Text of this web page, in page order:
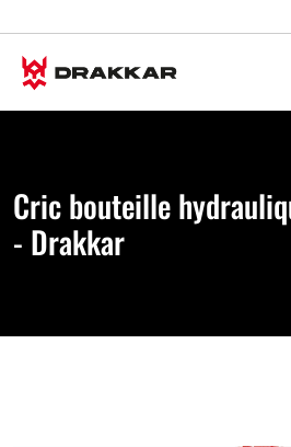
Cric bouteille
- Drakkar